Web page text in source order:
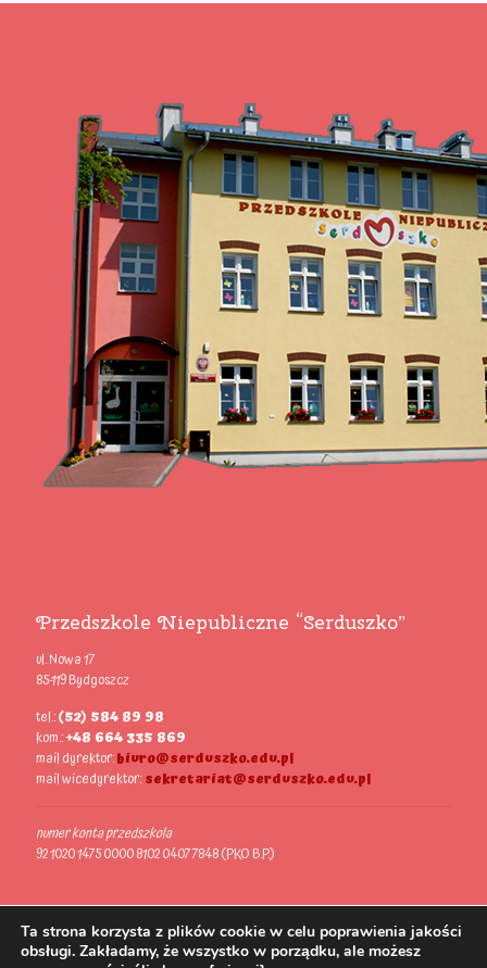
Przedszkole Niepubliczne “Serduszko”
ul. Nowa 17
85-119 Bydgoszcz
tel.:(52) 584 89 98
kom.:+48 664 335 869
mail dyrektor:biuro@serduszko.edu.pl
mail wicedyrektor:sekretariat@serduszko.edu.pl
numer konta przedszkola
92 1020 1475 0000 8102 0407 7848 (PKO B.P.)
Ta strona korzysta z plików cookie w celu poprawienia jakości
obsługi. Zakładamy, że wszystko w porządku, ale możesz